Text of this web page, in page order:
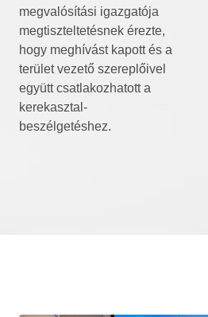
megvalósítási igazgatója
megtiszteltetésnek érezte,
hogy meghívást kapott és a
terület vezető szereplőivel
együtt csatlakozhatott a
kerekasztal-
beszélgetéshez.